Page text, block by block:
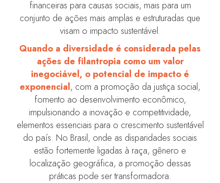
financeiras para causas sociais, mais para um
conjunto de ações mais amplas e estruturadas que
visam o impacto sustentável.
Quando a diversidade é considerada pelas
ações de filantropia como um valor
inegociável, o potencial de impacto é
exponencial, com a promoção da justiça social,
fomento ao desenvolvimento econômico,
impulsionando a inovação e competitividade,
elementos essenciais para o crescimento sustentável
do país. No Brasil, onde as disparidades sociais
estão fortemente ligadas à raça, gênero e
localização geográfica, a promoção dessas
práticas pode ser transformadora.